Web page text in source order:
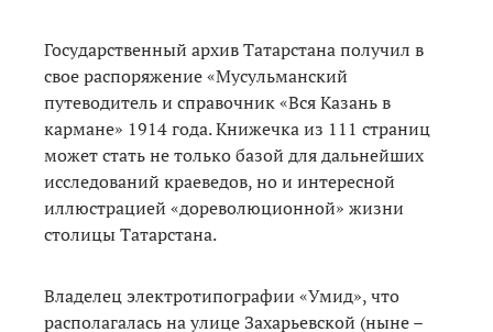
Государственный архив Татарстана получил в
свое распоряжение «Мусульманский
путеводитель и справочник «Вся Казань в
кармане» 1914 года. Книжечка из 111 страниц
может стать не только базой для дальнейших
исследований краеведов, но и интересной
иллюстрацией «дореволюционной» жизни
столицы Татарстана.
Владелец электротипографии «Умид», что
располагалась на улице Захарьевской (ныне –